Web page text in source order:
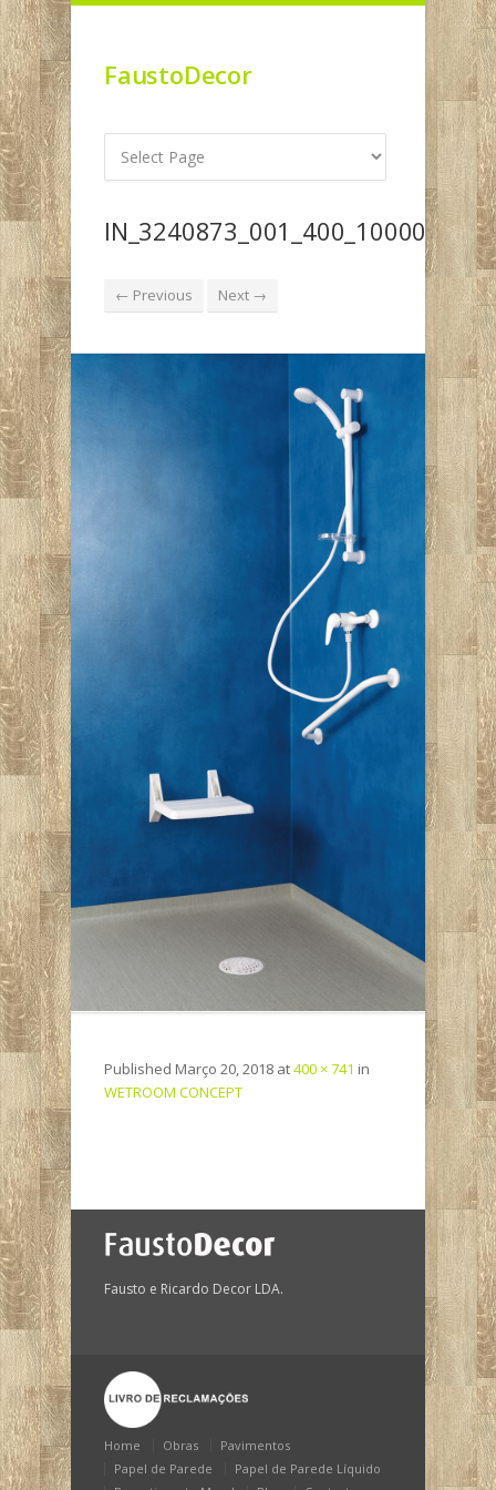
FaustoDecor
IN_3240873_001_400_10000
← Previous Next →
Published Março 20, 2018 at400 × 741 in
WETROOM CONCEPT
Fausto e Ricardo Decor LDA.
Home Obras
Pavimentos
Papel de Parede
Papel de Parede Líquido